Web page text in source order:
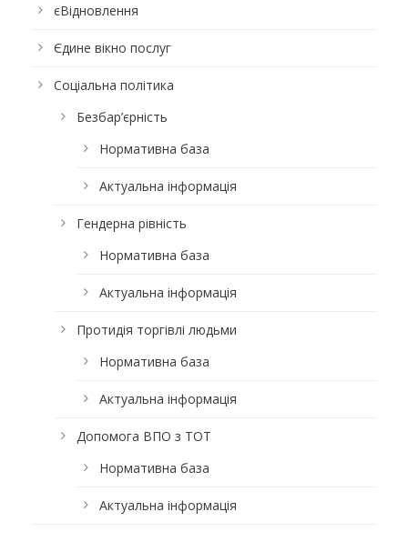
єВідновлення
Єдине вікно послуг
Соціальна політика
Безбар’єрність
Нормативна база
Актуальна інформація
Гендерна рівність
Нормативна база
Актуальна інформація
Протидія торгівлі людьми
Нормативна база
Актуальна інформація
Допомога ВПО з ТОТ
Нормативна база
Актуальна інформація